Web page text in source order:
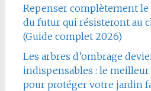
Repenser complètement
du futur qui résisteront au
(Guide complet 2026)
Les arbres d’ombrage
indispensables : le
pour protéger votre jardin